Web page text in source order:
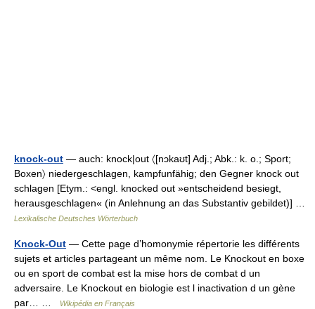
knock-out — auch: knock|out 〈[nɔkaʊt] Adj.; Abk.: k. o.; Sport;
Boxen〉 niedergeschlagen, kampfunfähig; den Gegner knock out
schlagen [Etym.: <engl. knocked out »entscheidend besiegt,
herausgeschlagen« (in Anlehnung an das Substantiv gebildet)] …
Lexikalische Deutsches Wörterbuch
Knock-Out — Cette page d’homonymie répertorie les différents
sujets et articles partageant un même nom. Le Knockout en boxe
ou en sport de combat est la mise hors de combat d un
adversaire. Le Knockout en biologie est l inactivation d un gène
par… …
Wikipédia en Français